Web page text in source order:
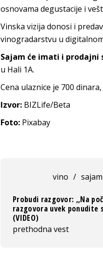
osnovama degustacije i
Vinska vizija donosi i
vinogradarstvu u
Sajam će imati i prodajni
u Hali 1A.
Cena ulaznice je 700
Izvor: BIZLife/Beta
Foto: Pixabay
vino /
Probudi razgovor: ,,Na
razgovora uvek ponudite
(VIDEO)
prethodna vest